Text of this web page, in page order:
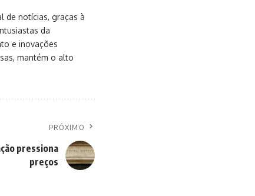
de notícias, graças à
da
e inovações
mantém o alto
PRÓXIMO
pressiona
preços